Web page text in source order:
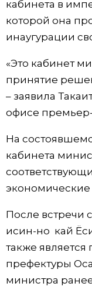
Жизнь
Технологии
Токио
кабинета в
которой она
инаугурации
«Это кабинет
принятие
– заявила
офисе
На
кабинета
После встречи
исин-но кай
также
префектуры
министра ранее